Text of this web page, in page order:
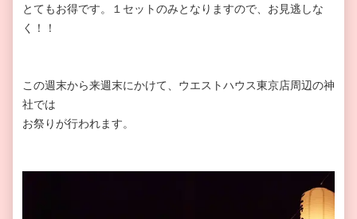
とてもお得です。１セットのみとなりますので、お見逃しな
く！！
この週末から来週末にかけて、ウエストハウス東京店周辺の神
社では
お祭りが行われます。